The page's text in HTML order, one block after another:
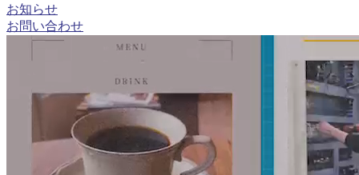
お知らせ
お問い合わせ